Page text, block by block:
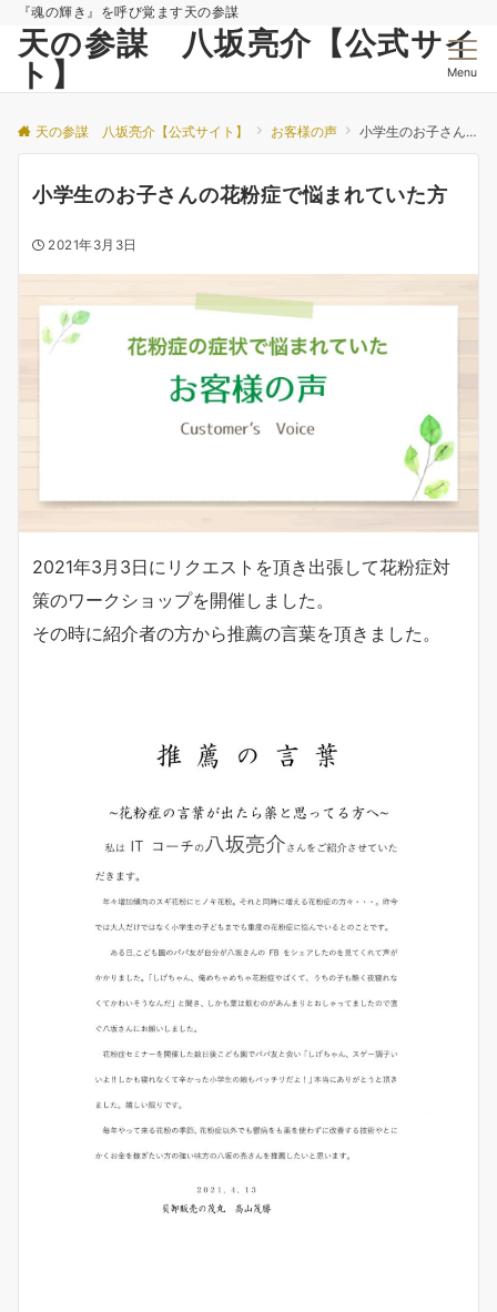
『魂の輝き』を呼び覚ます天の参謀
天の参謀 八坂亮介【公式サイ
ト】
Menu
天の参謀 八坂亮介【公式サイト】 お客様の声 小学生のお子さんの花粉症で悩まれていた方
小学生のお子さんの花粉症で悩まれていた方
2021年3月3日
2021年3月3日にリクエストを頂き出張して花粉症対
策のワークショップを開催しました。
その時に紹介者の方から推薦の言葉を頂きました。